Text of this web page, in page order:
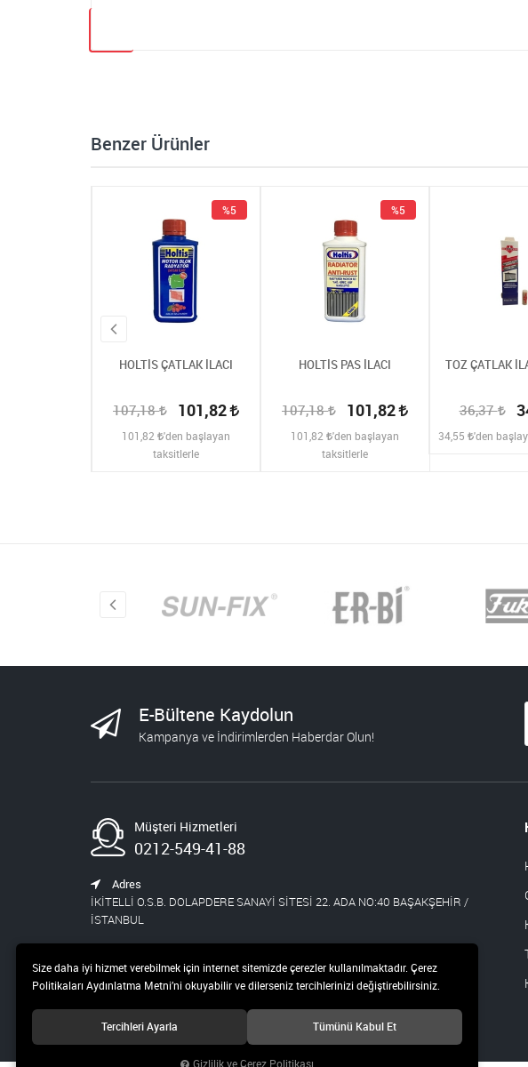
Benzer Ürünler
HOLTİS ÇATLAK İLACI
107,18 101,82
%5
101,82
'den başlayan
taksitlerle
HOLTİS PAS İLACI
107,18 101,82
%5
101,82
'den başlayan
taksitlerle
TOZ ÇATLAK
36,37
34,55 'den
E-Bültene Kaydolun
Kampanya ve İndirimlerden Haberdar Olun!
Müşteri Hizmetleri
0212-549-41-88
Adres
İKİTELLİ O.S.B. DOLAPDERE SANAYİ SİTESİ 22. ADA NO:40 BAŞAKŞEHİR /
İSTANBUL
info@otosenkaya.com
Size daha iyi hizmet verebilmek için internet sitemizde çerezler kullanılmaktadır. Çerez
Politikaları Aydınlatma Metni’ni okuyabilir ve dilerseniz tercihlerinizi değiştirebilirsiniz.
Tercihleri Ayarla Tümünü Kabul Et
Gizlilik ve Çerez Politikası